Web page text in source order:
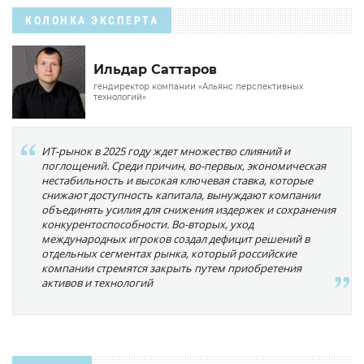
КОЛОНКА ЭКСПЕРТА
Ильдар Саттаров
гендиректор компании «Альянс перспективных
технологий»
ИТ-рынок в 2025 году ждет множество слияний и
поглощений. Среди причин, во-первых, экономическая
нестабильность и высокая ключевая ставка, которые
снижают доступность капитала, вынуждают компании
объединять усилия для снижения издержек и сохранения
конкурентоспособности. Во-вторых, уход
международных игроков создал дефицит решений в
отдельных сегментах рынка, который российские
компании стремятся закрыть путем приобретения
активов и технологий